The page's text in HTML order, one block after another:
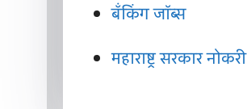
बँकिंग जॉब्स
महाराष्ट्र सरकार नोकरी